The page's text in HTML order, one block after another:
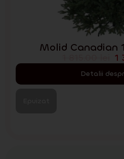
Molid Canadian
1
Detalii